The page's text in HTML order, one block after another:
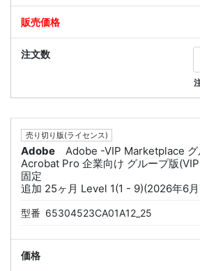
売り切り版(ライセンス)
Adobe
Adobe -VIP Marketplace グ
Acrobat Pro 企業向け グループ版
固定
追加 25ヶ月 Level 1(1 - 9)(2026年6
型番 65304523CA01A12_25